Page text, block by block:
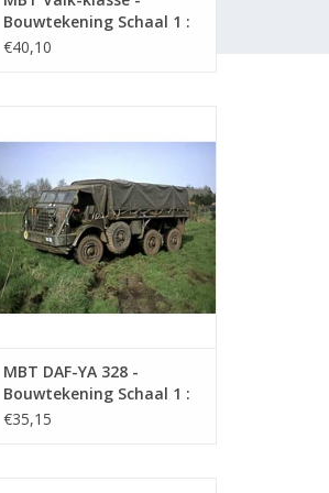
Bouwtekening Schaal 1 :
10 (10.08.007)
€40,10
Schaal 1 : 25 (40.22.002)
TOEVOEGEN AAN WINKELWAGEN
MBT DAF-YA 328 -
Bouwtekening Schaal 1 :
25 (40.22.002)
€35,15